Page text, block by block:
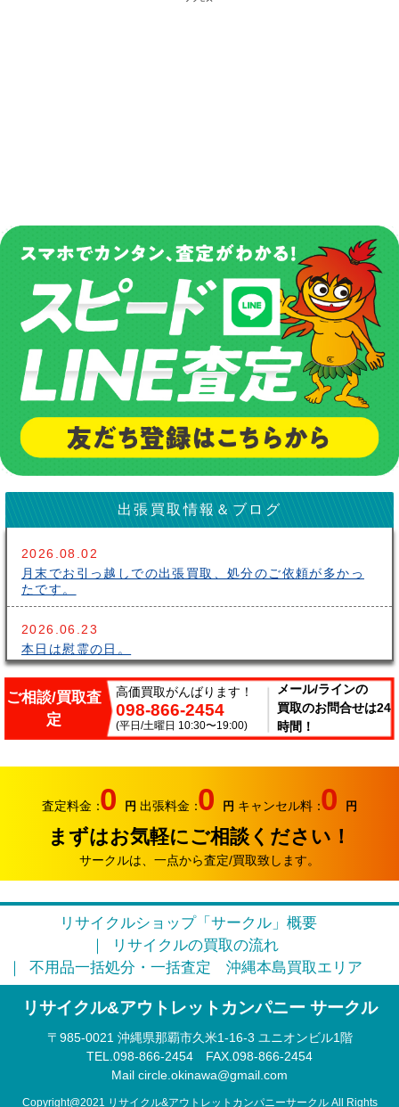
出張買取情報＆ブログ
2026.08.02
月末でお引っ越しでの出張買取、処分のご依頼が多かっ
たです。
2026.06.23
本日は慰霊の日。
2026.06.14
こんにちはサークルです。梅雨が長いですね～。雨の中
出張買取頑張ってます。
2026.06.07
り強化中です。
2026.05.17
おはようございます。リサイクルカンパニー サークル
2026.04.12
お久しぶりです。リサイクルカンパニー サークルで
そろそろ3月半ば。本格的に引っ越しシーズンに突入で
クルです。
ご相談/買取査
定
高価買取がんばります！
098-866-2454
(平日/土曜日 10:30〜19:00)
メール/ラインの
買取のお問合せは24
時間！
査定料金：0 円 出張料金：0 円 キャンセル料：0 円
まずはお気軽にご相談ください！
サークルは、一点から査定/買取致します。
リサイクルショップ「サークル」概要
リサイクルの買取の流れ
不用品一括処分・一括査定
沖縄本島買取エリア
リサイクル&アウトレットカンパニー サークル
〒985‐0021 沖縄県那覇市久米1-16-3 ユニオンビル1階
TEL.098-866-2454 FAX.098‐866‐2454
Mail circle.okinawa@gmail.com
Copyright@2021 リサイクル&アウトレットカンパニーサークル All Rights